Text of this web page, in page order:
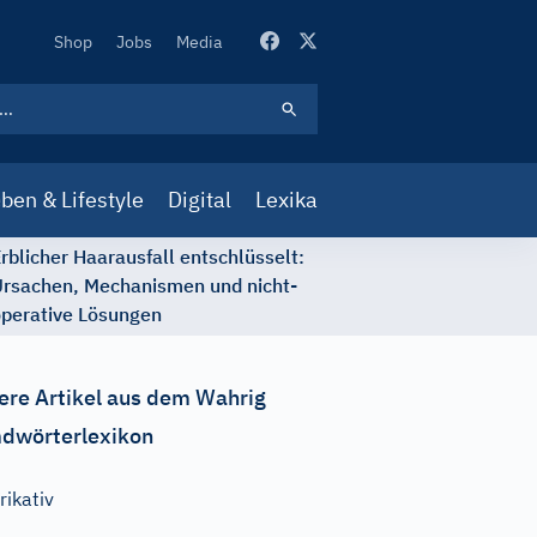
Secondary
Shop Jobs Media
& Lifestyle Digital Lexika
Haarausfall entschlüsselt:
Mechanismen und nicht-
Lösungen
Artikel aus dem Wahrig